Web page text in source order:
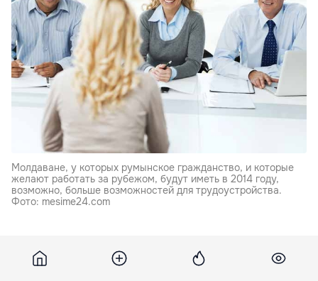
Молдаване, у которых румынское гражданство, и которые
желают работать за рубежом, будут иметь в 2014 году,
возможно, больше возможностей для трудоустройства.
Фото: mesime24.com
любому другому европейскому гражданину, в том